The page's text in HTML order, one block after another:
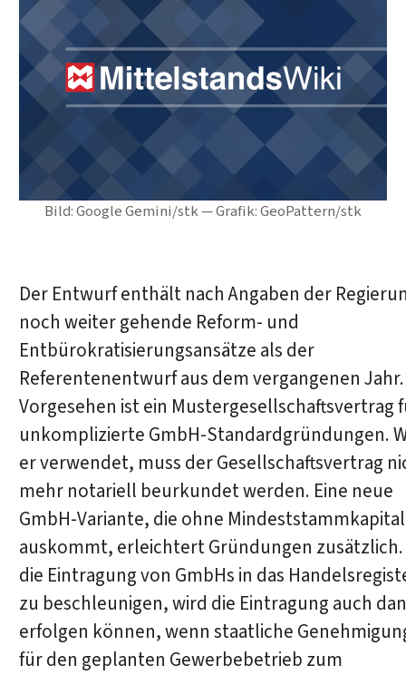
Bild: Google Gemini/stk — Grafik: GeoPattern/stk
Der Entwurf enthält nach Angaben der
noch weiter gehende Reform- und
Entbürokratisierungsansätze als der
Referentenentwurf aus dem vergangenen Jahr.
Vorgesehen ist ein Mustergesellschaftsvertrag
unkomplizierte GmbH-Standardgründungen.
er verwendet, muss der Gesellschaftsvertrag
mehr notariell beurkundet werden. Eine neue
GmbH-Variante, die ohne Mindeststammkapital
auskommt, erleichtert Gründungen
die Eintragung von GmbHs in das
zu beschleunigen, wird die Eintragung auch
erfolgen können, wenn staatliche
für den geplanten Gewerbebetrieb zum